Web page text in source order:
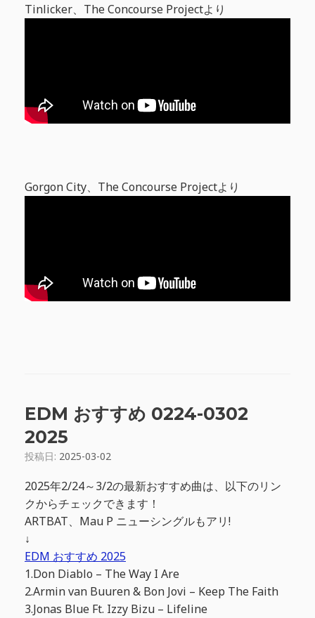
Tinlicker、The Concourse Projectより
Gorgon City、The Concourse Projectより
EDM おすすめ 0224-0302
2025
投稿日: 2025-03-02
2025年2/24～3/2の最新おすすめ曲は、以下のリン
クからチェックできます！
ARTBAT、Mau P ニューシングルもアリ!
↓
EDM おすすめ 2025
1.Don Diablo – The Way I Are
2.Armin van Buuren & Bon Jovi – Keep The Faith
3.Jonas Blue Ft. Izzy Bizu – Lifeline